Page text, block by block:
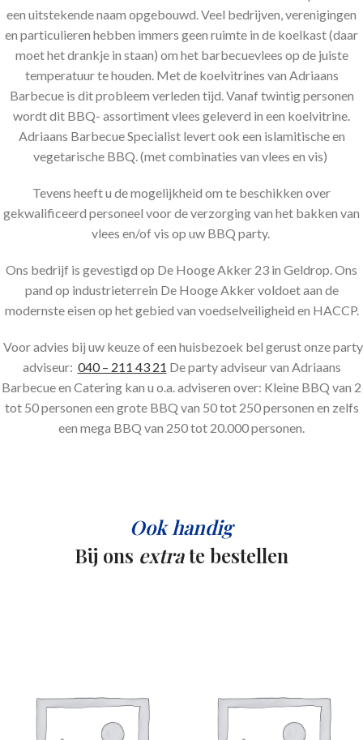
een uitstekende naam opgebouwd. Veel bedrijven, verenigingen
en particulieren hebben immers geen ruimte in de koelkast (daar
moet het drankje in staan) om het barbecuevlees op de juiste
temperatuur te houden. Met de koelvitrines van Adriaans
Barbecue is dit probleem verleden tijd. Vanaf twintig personen
wordt dit BBQ- assortiment vlees geleverd in een koelvitrine.
Adriaans Barbecue Specialist levert ook een islamitische en
vegetarische BBQ. (met combinaties van vlees en vis)
Tevens heeft u de mogelijkheid om te beschikken over
gekwalificeerd personeel voor de verzorging van het bakken van
vlees en/of vis op uw BBQ party.
Ons bedrijf is gevestigd op De Hooge Akker 23 in Geldrop. Ons
pand op industrieterrein De Hooge Akker voldoet aan de
modernste eisen op het gebied van voedselveiligheid en HACCP.
Voor advies bij uw keuze of een huisbezoek bel gerust onze party
adviseur: 040 – 211 43 21 De party adviseur van Adriaans
Barbecue en Catering kan u o.a. adviseren over: Kleine BBQ van 2
tot 50 personen een grote BBQ van 50 tot 250 personen en zelfs
een mega BBQ van 250 tot 20.000 personen.
Ook handig
Bij ons extrate bestellen